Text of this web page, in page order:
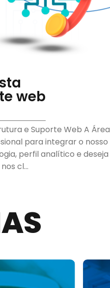
web
e Suporte Web A Área
para integrar o nosso
perfil analítico e deseja
cl...